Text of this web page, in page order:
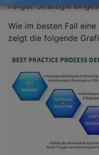
Forget-Strategie
Wie im besten Fall
zeigt die folgende